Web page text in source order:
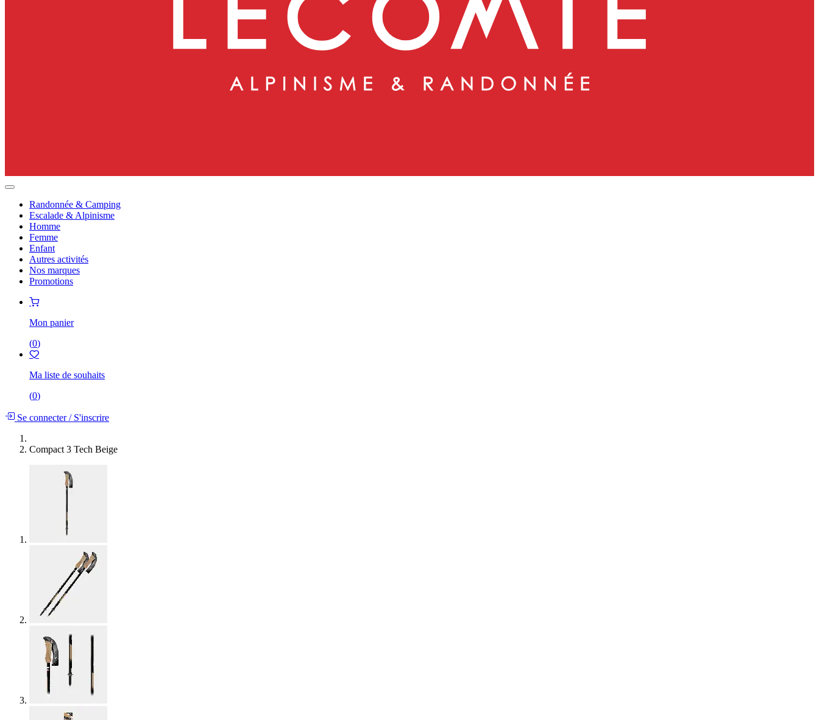
Randonnée & Camping
Escalade & Alpinisme
Homme
Femme
Enfant
Autres activités
Nos marques
Promotions
Mon panier
(0)
Ma liste de souhaits
(0)
Se connecter/S'inscrire
Compact 3 Tech Beige